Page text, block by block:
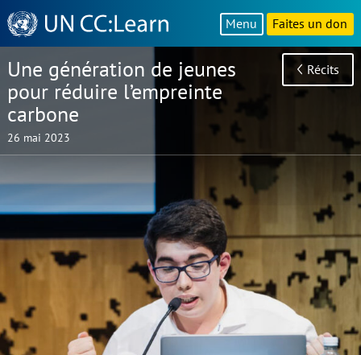
Knowledge
Sharing
Platform
Menu Faites un don
Une génération de jeunes
pour réduire l’empreinte
carbone
26 mai 2023
Récits